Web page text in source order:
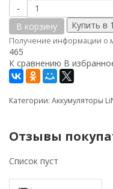
-
В корзину
Получение информации о
465
К сравнению В
Категории: Аккумуляторы
Отзывы
Список пуст